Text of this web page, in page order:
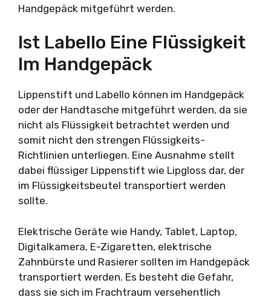
Handgepäck mitgeführt werden.
Ist Labello Eine Flüssigkeit
Im Handgepäck
Lippenstift und Labello können im Handgepäck
oder der Handtasche mitgeführt werden, da sie
nicht als Flüssigkeit betrachtet werden und
somit nicht den strengen Flüssigkeits-
Richtlinien unterliegen. Eine Ausnahme stellt
dabei flüssiger Lippenstift wie Lipgloss dar, der
im Flüssigkeitsbeutel transportiert werden
sollte.
Elektrische Geräte wie Handy, Tablet, Laptop,
Digitalkamera, E-Zigaretten, elektrische
Zahnbürste und Rasierer sollten im Handgepäck
transportiert werden. Es besteht die Gefahr,
dass sie sich im Frachtraum versehentlich